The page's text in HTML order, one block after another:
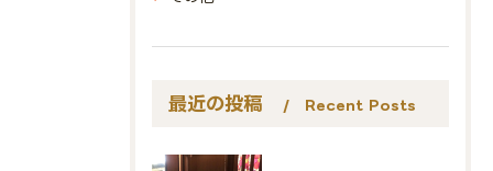
最近の投稿 Recent Posts